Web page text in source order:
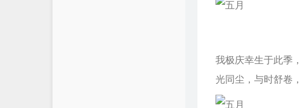
我极庆幸生于此季
光同尘，与时舒卷